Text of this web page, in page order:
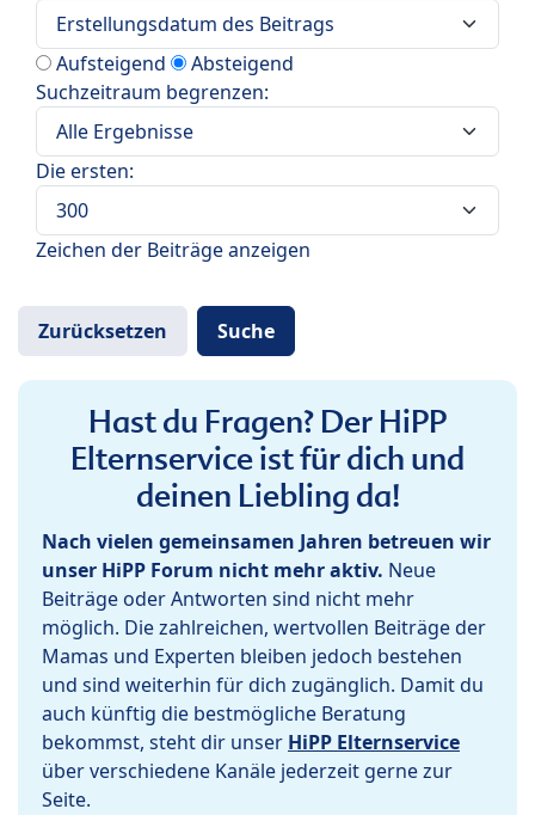
Aufsteigend
Absteigend
Suchzeitraum begrenzen:
Die ersten:
Zeichen der Beiträge anzeigen
Hast du Fragen? Der HiPP
Elternservice ist für dich und
deinen Liebling da!
Nach vielen gemeinsamen Jahren betreuen wir
unser HiPP Forum nicht mehr aktiv. Neue
Beiträge oder Antworten sind nicht mehr
möglich. Die zahlreichen, wertvollen Beiträge der
Mamas und Experten bleiben jedoch bestehen
und sind weiterhin für dich zugänglich. Damit du
auch künftig die bestmögliche Beratung
bekommst, steht dir unser HiPP Elternservice
über verschiedene Kanäle jederzeit gerne zur
Seite.